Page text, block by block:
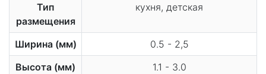
Тип
размещения
кухня, детская
Ширина (мм)
0.5 - 2,5
Высота (мм)
1.1 - 3.0